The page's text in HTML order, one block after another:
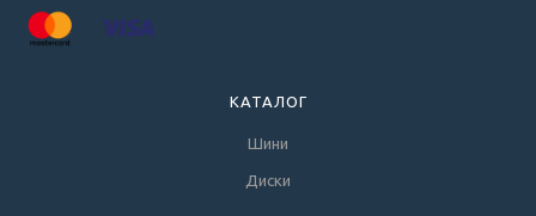
КАТАЛОГ
Шини
Диски